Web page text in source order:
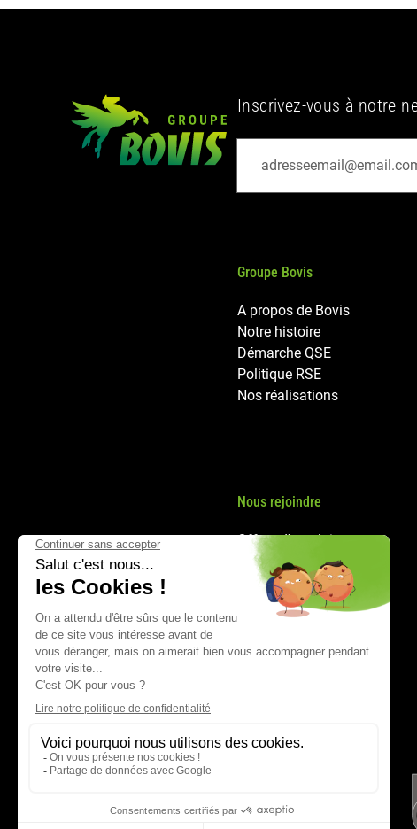
Inscrivez-vous à notre
Groupe Bovis
A propos de Bovis
Notre histoire
Démarche QSE
Politique RSE
Nos réalisations
Nous rejoindre
Offres d'emploi
Nos métiers
Politique RH